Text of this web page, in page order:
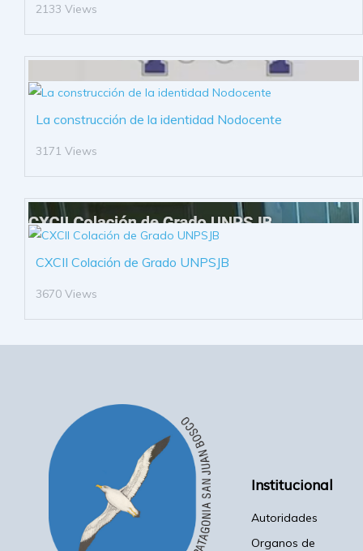
2133 Views
La construcción de la identidad Nodocente
3171 Views
CXCII Colación de Grado UNPSJB
3670 Views
Institucional
Autoridades
Organos de